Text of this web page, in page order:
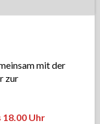
mit der
zur
18.00 Uhr